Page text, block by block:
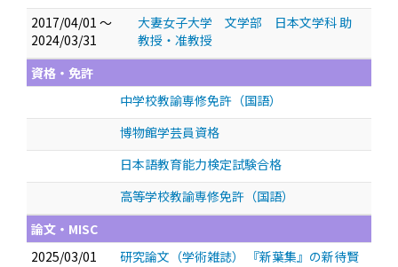
2017/04/01 ～
2024/03/31
大妻女子大学 文学部 日本文学科 助
教授・准教授
資格・免許
中学校教諭専修免許（国語）
博物館学芸員資格
日本語教育能力検定試験合格
高等学校教諭専修免許（国語）
論文・MISC
2025/03/01
研究論文（学術雑誌） 『新葉集』の新待賢